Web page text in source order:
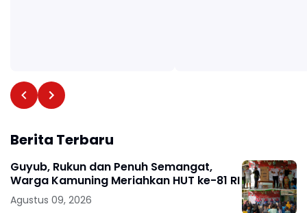
Berita Terbaru
Guyub, Rukun dan Penuh Semangat,
Warga Kamuning Meriahkan HUT ke-81 RI
Agustus 09, 2026